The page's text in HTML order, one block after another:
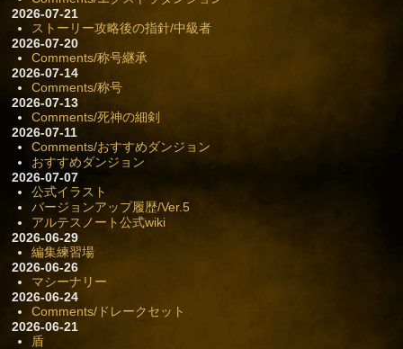
2026-07-21
ストーリー攻略後の指針/中級者
2026-07-20
Comments/称号継承
2026-07-14
Comments/称号
2026-07-13
Comments/死神の細剣
2026-07-11
Comments/おすすめダンジョン
おすすめダンジョン
2026-07-07
公式イラスト
バージョンアップ履歴/Ver.5
アルテスノート公式wiki
2026-06-29
編集練習場
2026-06-26
マシーナリー
2026-06-24
Comments/ドレークセット
2026-06-21
盾